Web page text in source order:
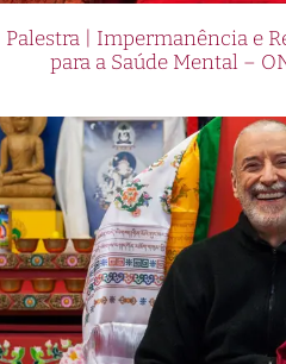
Palestra | Impermanência e
para a Saúde Mental –